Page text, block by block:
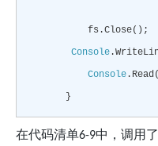
fs.Close();
Console
Console
}
在代码清单6-9中，调用了